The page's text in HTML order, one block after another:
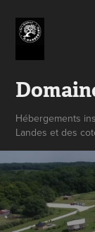
Hébergements
Landes et des